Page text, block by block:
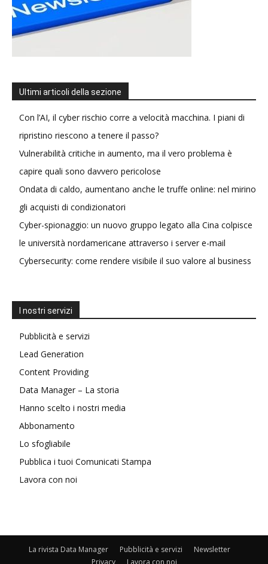
Ultimi articoli della sezione
Con l’AI, il cyber rischio corre a velocità macchina. I piani di
ripristino riescono a tenere il passo?
Vulnerabilità critiche in aumento, ma il vero problema è
capire quali sono davvero pericolose
Ondata di caldo, aumentano anche le truffe online: nel mirino
gli acquisti di condizionatori
Cyber-spionaggio: un nuovo gruppo legato alla Cina colpisce
le università nordamericane attraverso i server e-mail
Cybersecurity: come rendere visibile il suo valore al business
I nostri servizi
Pubblicità e servizi
Lead Generation
Content Providing
Data Manager – La storia
Hanno scelto i nostri media
Abbonamento
Lo sfogliabile
Pubblica i tuoi Comunicati Stampa
Lavora con noi
La rivista Data Manager Pubblicità e servizi
Newsletter
Privacy
Lavora con noi